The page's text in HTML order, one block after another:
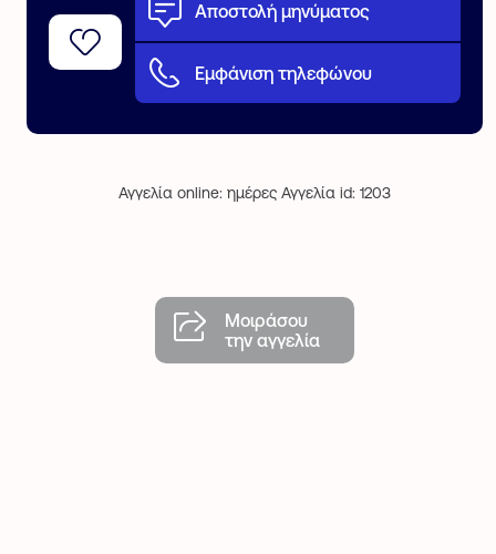
Αποστολή μηνύματος
Εμφάνιση τηλεφώνου
Αγγελία online: ημέρες Αγγελία id: 1203
Μοιράσου
την αγγελία